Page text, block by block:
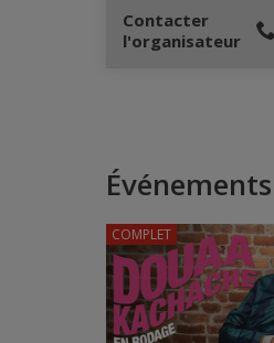
Contacter
l'organisateur
COMPLET